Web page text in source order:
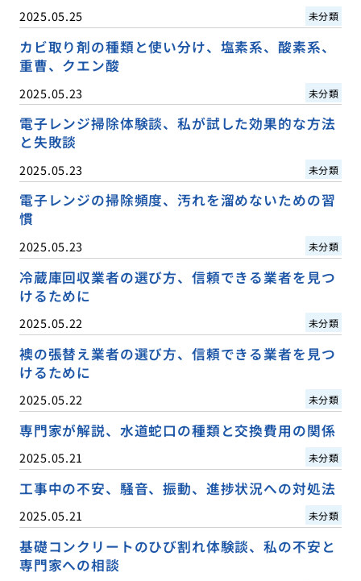
2025.05.25 未分類
カビ取り剤の種類と使い分け、塩素系、酸素系、
重曹、クエン酸
2025.05.23 未分類
電子レンジ掃除体験談、私が試した効果的な方法
と失敗談
2025.05.23 未分類
電子レンジの掃除頻度、汚れを溜めないための習
慣
2025.05.23 未分類
冷蔵庫回収業者の選び方、信頼できる業者を見つ
けるために
2025.05.22 未分類
襖の張替え業者の選び方、信頼できる業者を見つ
けるために
2025.05.22 未分類
専門家が解説、水道蛇口の種類と交換費用の関係
2025.05.21 未分類
工事中の不安、騒音、振動、進捗状況への対処法
2025.05.21 未分類
基礎コンクリートのひび割れ体験談、私の不安と
専門家への相談